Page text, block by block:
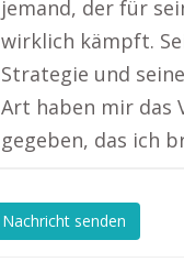
jemand, der für
wirklich kämpft.
Strategie und
Art haben mir das
gegeben, das ich
Nachricht senden